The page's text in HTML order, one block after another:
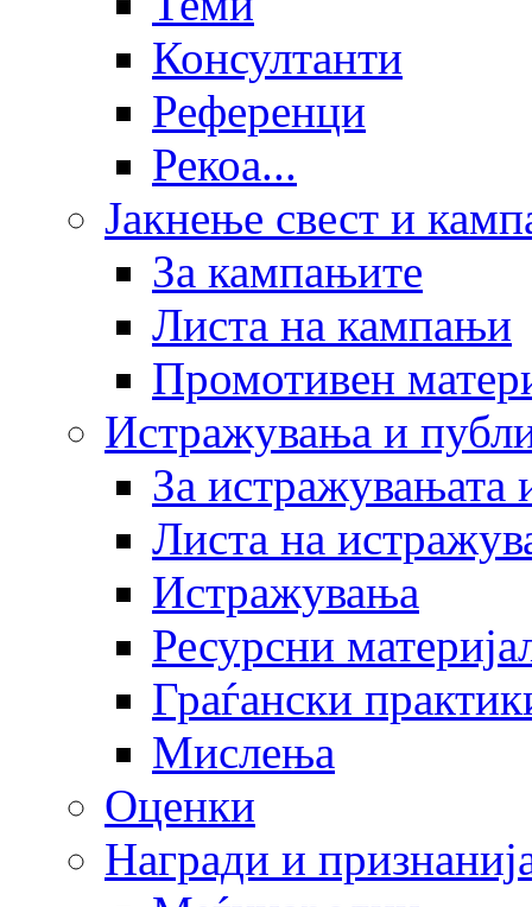
Консултанти
Референци
Рекоа...
Јакнење свест и
За кампањите
Листа на кампањи
Промотивен
Истражувања и
За истражувањата
Листа на
Истражувања
Ресурсни
Граѓански
Мислења
Оценки
Награди и